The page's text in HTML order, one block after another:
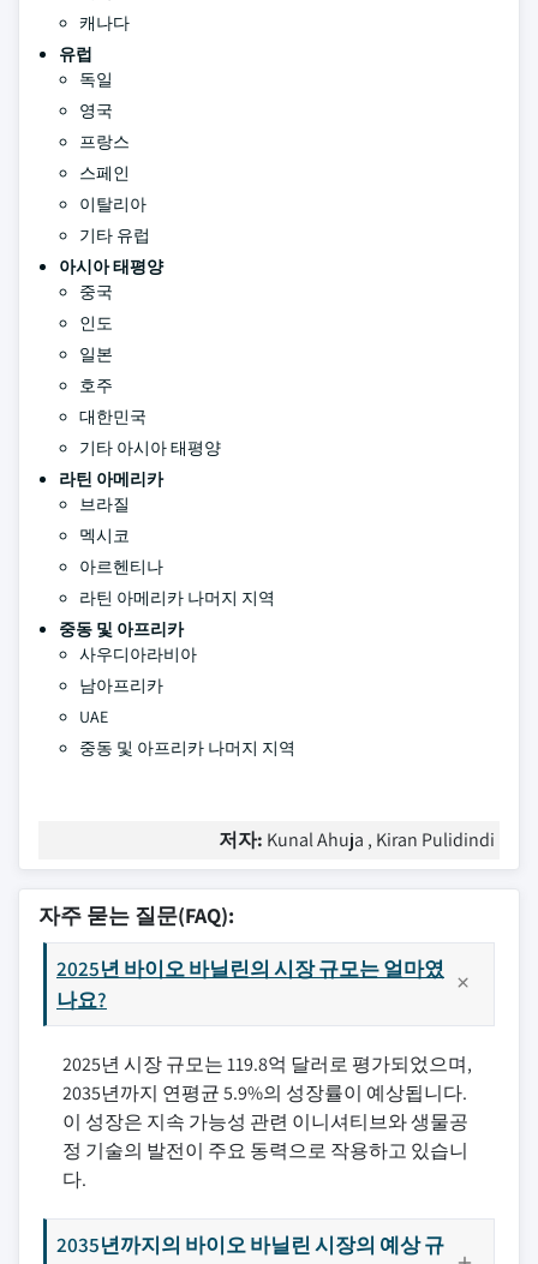
캐나다
유럽
독일
영국
프랑스
스페인
이탈리아
기타 유럽
아시아 태평양
중국
인도
일본
호주
대한민국
기타 아시아 태평양
라틴 아메리카
브라질
멕시코
아르헨티나
라틴 아메리카 나머지 지역
중동 및 아프리카
사우디아라비아
남아프리카
UAE
중동 및 아프리카 나머지 지역
저자: Kunal Ahuja , Kiran Pulidindi
자주 묻는 질문(FAQ):
2025년 바이오 바닐린의 시장 규모는 얼마였
나요?
2025년 시장 규모는 119.8억 달러로 평가되었으며,
2035년까지 연평균 5.9%의 성장률이 예상됩니다.
이 성장은 지속 가능성 관련 이니셔티브와 생물공
정 기술의 발전이 주요 동력으로 작용하고 있습니
다.
2035년까지의 바이오 바닐린 시장의 예상 규